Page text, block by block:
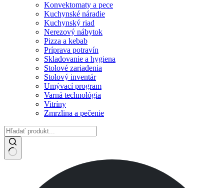
Konvektomaty a pece
Kuchynské náradie
Kuchynský riad
Nerezový nábytok
Pizza a kebab
Príprava potravín
Skladovanie a hygiena
Stolové zariadenia
Stolový inventár
Umývací program
Varná technológia
Vitríny
Zmrzlina a pečenie